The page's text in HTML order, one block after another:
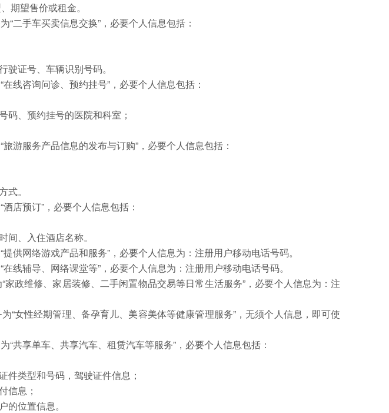
期望售价或租金。
“二手车买卖信息交换”，必要个人信息包括：
证号、车辆识别号码。
线咨询问诊、预约挂号”，必要个人信息包括：
码、预约挂号的医院和科室；
游服务产品信息的发布与订购”，必要个人信息包括：
。
店预订”，必要个人信息包括：
、入住酒店名称。
供网络游戏产品和服务”，必要个人信息为：注册用户移动电话号码。
线辅导、网络课堂等”，必要个人信息为：注册用户移动电话号码。
家政维修、家居装修、二手闲置物品交易等日常生活服务”，必要个人信息为：注
“女性经期管理、备孕育儿、美容美体等健康管理服务”，无须个人信息，即可使
“共享单车、共享汽车、租赁汽车等服务”，必要个人信息包括：
件类型和号码，驾驶证件信息；
信息；
的位置信息。